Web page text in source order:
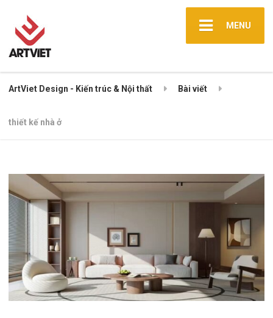
MENU
ArtViet Design - Kiến trúc & Nội thất Bài viết
thiết kế nhà ở